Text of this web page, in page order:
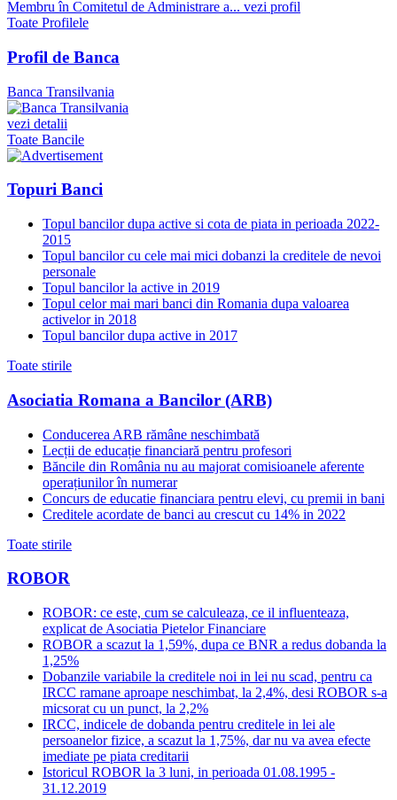
Membru în Comitetul de Administrare a... vezi profil
Toate Profilele
Profil de Banca
Banca Transilvania
vezi detalii
Toate Bancile
Topuri Banci
Topul bancilor dupa active si cota de piata in perioada 2022-
2015
Topul bancilor cu cele mai mici dobanzi la creditele de nevoi
personale
Topul bancilor la active in 2019
Topul celor mai mari banci din Romania dupa valoarea
activelor in 2018
Topul bancilor dupa active in 2017
Toate stirile
Asociatia Romana a Bancilor (ARB)
Conducerea ARB rămâne neschimbată
Lecții de educație financiară pentru profesori
Băncile din România nu au majorat comisioanele aferente
operațiunilor în numerar
Concurs de educatie financiara pentru elevi, cu premii in bani
Creditele acordate de banci au crescut cu 14% in 2022
Toate stirile
ROBOR
ROBOR: ce este, cum se calculeaza, ce il influenteaza,
explicat de Asociatia Pietelor Financiare
ROBOR a scazut la 1,59%, dupa ce BNR a redus dobanda la
1,25%
Dobanzile variabile la creditele noi in lei nu scad, pentru ca
IRCC ramane aproape neschimbat, la 2,4%, desi ROBOR s-a
micsorat cu un punct, la 2,2%
IRCC, indicele de dobanda pentru creditele in lei ale
persoanelor fizice, a scazut la 1,75%, dar nu va avea efecte
imediate pe piata creditarii
Istoricul ROBOR la 3 luni, in perioada 01.08.1995 -
31.12.2019